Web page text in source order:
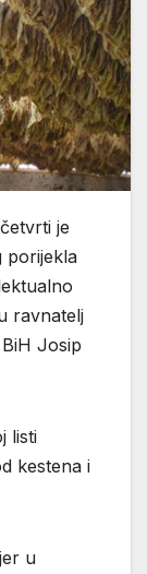
je
porijekla
ravnatelj
Josip
listi
kestena i
u